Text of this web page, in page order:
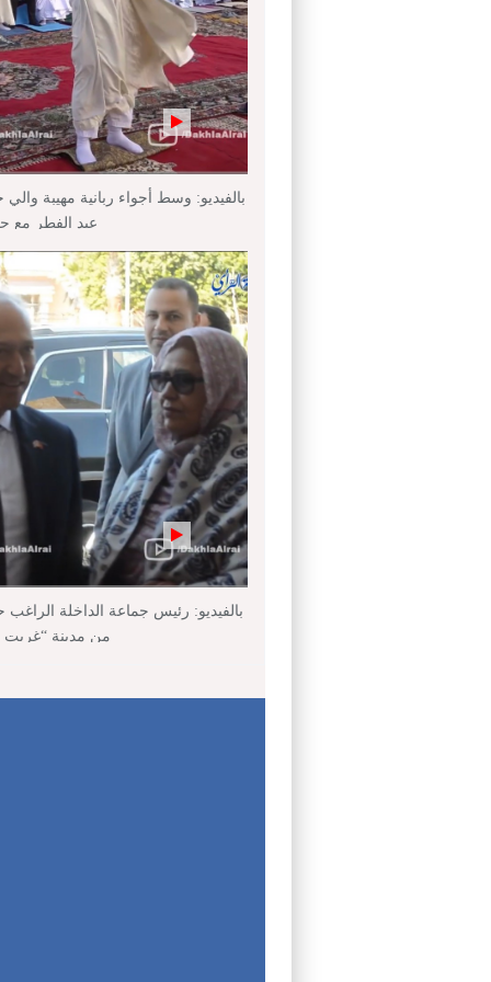
بالفيديو: وسط أجواء ربانية مهيبة
عيد الفطر مع
بالفيديو: رئيس جماعة الداخلة
من مدينة “غريت